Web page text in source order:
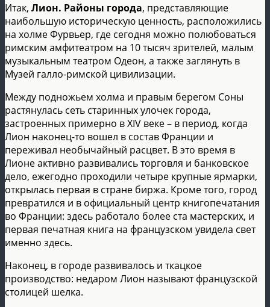
Итак, Лион. Районы города, представляющие
наибольшую историческую ценность, расположились
на холме Фурвьер, где сегодня можно полюбоваться
римским амфитеатром на 10 тысяч зрителей, малым
музыкальным театром Одеон, а также заглянуть в
Музей галло-римской цивилизации.
Между подножьем холма и правым берегом Соны
растянулась сеть старинных улочек города,
застроенных примерно в XIV веке – в период, когда
Лион наконец-то вошел в состав Франции и
переживал необычайный расцвет. В это время в
Лионе активно развивались торговля и банковское
дело, ежегодно проходили четыре крупные ярмарки,
открылась первая в стране биржа. Кроме того, город
превратился и в официальный центр книгопечатания
во Франции: здесь работало более ста мастерских, и
первая печатная книга на французском увидела свет
именно здесь.
Наконец, в городе развивалось и ткацкое
производство: недаром Лион называют французской
столицей шелка.